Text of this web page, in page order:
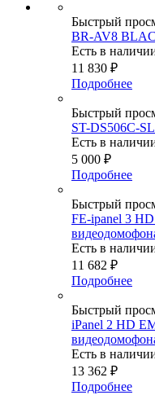
Быстрый
BR-AV8
Есть в
11 830 ₽
Подробнее
Быстрый
ST-DS506C-
Есть в
5 000 ₽
Подробнее
Быстрый
FE-ipanel 3
Есть в
11 682 ₽
Подробнее
Быстрый
iPanel 2 HD
Есть в
13 362 ₽
Подробнее